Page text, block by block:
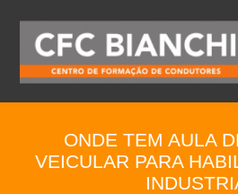
ONDE TEM AULA
VEICULAR PARA